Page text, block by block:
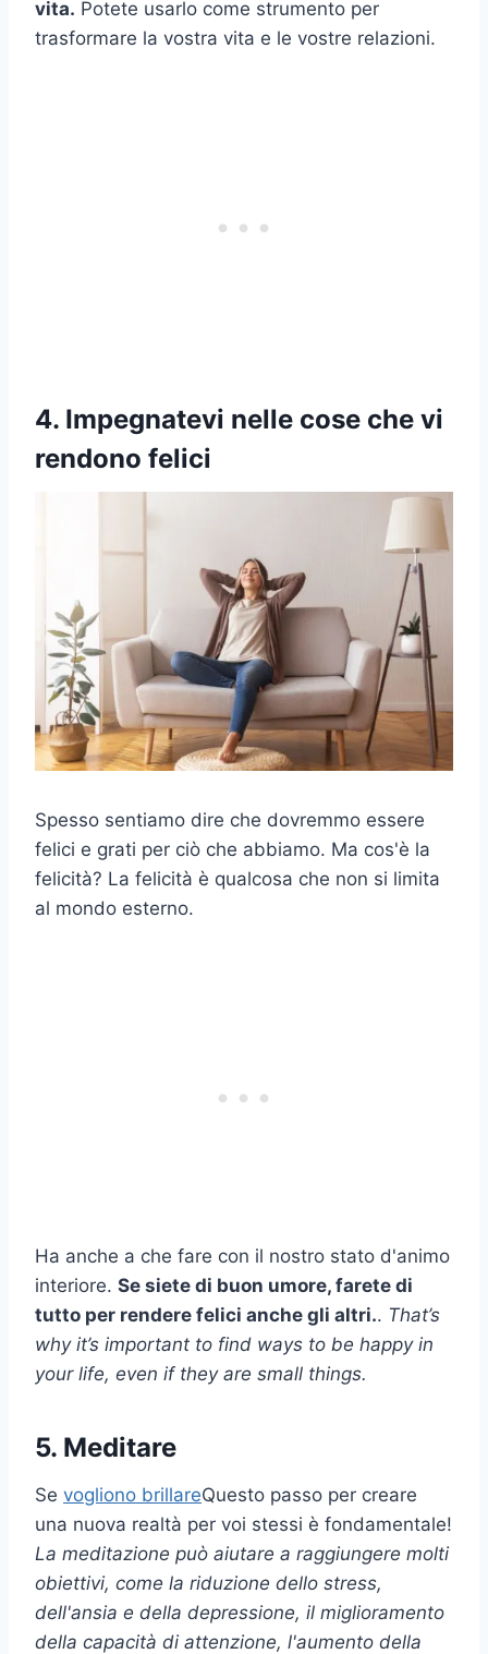
vita. Potete usarlo come strumento per
trasformare la vostra vita e le vostre relazioni.
4. Impegnatevi nelle cose che vi
rendono felici
Spesso sentiamo dire che dovremmo essere
felici e grati per ciò che abbiamo. Ma cos'è la
felicità? La felicità è qualcosa che non si limita
al mondo esterno.
Ha anche a che fare con il nostro stato d'animo
interiore. Se siete di buon umore, farete di
tutto per rendere felici anche gli altri.. That’s
why it’s important to find ways to be happy in
your life, even if they are small things.
5. Meditare
Se vogliono brillareQuesto passo per creare
una nuova realtà per voi stessi è fondamentale!
La meditazione può aiutare a raggiungere molti
obiettivi, come la riduzione dello stress,
dell'ansia e della depressione, il miglioramento
della capacità di attenzione, l'aumento della